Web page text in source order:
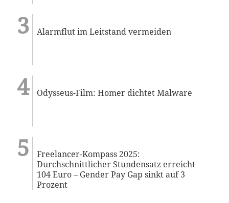
Alarmflut im Leitstand vermeiden
Odysseus-Film: Homer dichtet Malware
Freelancer-Kompass 2025:
Durchschnittlicher Stundensatz erreicht
104 Euro – Gender Pay Gap sinkt auf 3
Prozent